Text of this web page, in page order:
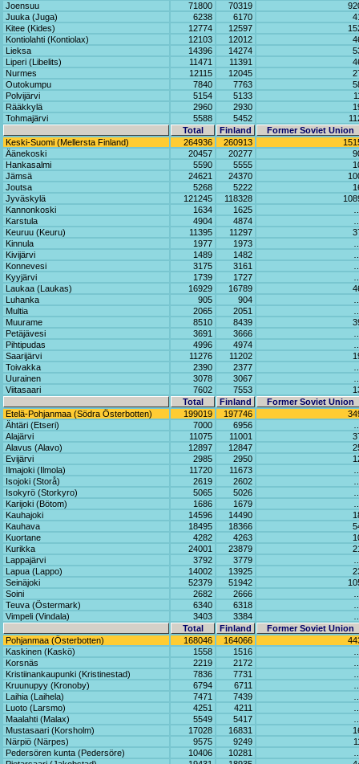
Joensuu
71800 70319
Juuka (Juga)
6238 6170
Kitee (Kides)
12774 12597
Kontiolahti (Kontiolax)
12103 12012
Lieksa
14396 14274
Liperi (Libelits)
11471 11391
Nurmes
12115 12045
Outokumpu
7840 7763
Polvijärvi
5154 5133
Rääkkylä
2960 2930
Tohmajärvi
5588 5452
Total
Finland
Former Soviet Union
Keski-Suomi (Mellersta Finland)
264936 260913
Äänekoski
20457 20277
Hankasalmi
5590 5555
Jämsä
24621 24370
Joutsa
5268 5222
Jyväskylä
121245 118328
Kannonkoski
1634 1625
Karstula
4904 4874
Keuruu (Keuru)
11395 11297
Kinnula
1977 1973
Kivijärvi
1489 1482
Konnevesi
3175 3161
Kyyjärvi
1739 1727
Laukaa (Laukas)
16929 16789
Luhanka
905 904
Multia
2065 2051
Muurame
8510 8439
Petäjävesi
3691 3666
Pihtipudas
4996 4974
Saarijärvi
11276 11202
Toivakka
2390 2377
Uurainen
3078 3067
Viitasaari
7602 7553
Total
Finland
Former Soviet Union
Etelä-Pohjanmaa (Södra Österbotten)
199019 197746
Ähtäri (Etseri)
7000 6956
Alajärvi
11075 11001
Alavus (Alavo)
12897 12847
Evijärvi
2985 2950
Ilmajoki (Ilmola)
11720 11673
Isojoki (Storå)
2619 2602
Isokyrö (Storkyro)
5065 5026
Karijoki (Bötom)
1686 1679
Kauhajoki
14596 14490
Kauhava
18495 18366
Kuortane
4282 4263
Kurikka
24001 23879
Lappajärvi
3792 3779
Lapua (Lappo)
14002 13925
Seinäjoki
52379 51942
Soini
2682 2666
Teuva (Östermark)
6340 6318
Vimpeli (Vindala)
3403 3384
Total
Finland
Former Soviet Union
Pohjanmaa (Österbotten)
168046 164066
Kaskinen (Kaskö)
1558 1516
Korsnäs
2219 2172
Kristiinankaupunki (Kristinestad)
7836 7731
Kruunupyy (Kronoby)
6794 6711
Laihia (Laihela)
7471 7439
Luoto (Larsmo)
4251 4211
Maalahti (Malax)
5549 5417
Mustasaari (Korsholm)
17028 16831
Närpiö (Närpes)
9575 9249
Pedersören kunta (Pedersöre)
10406 10281